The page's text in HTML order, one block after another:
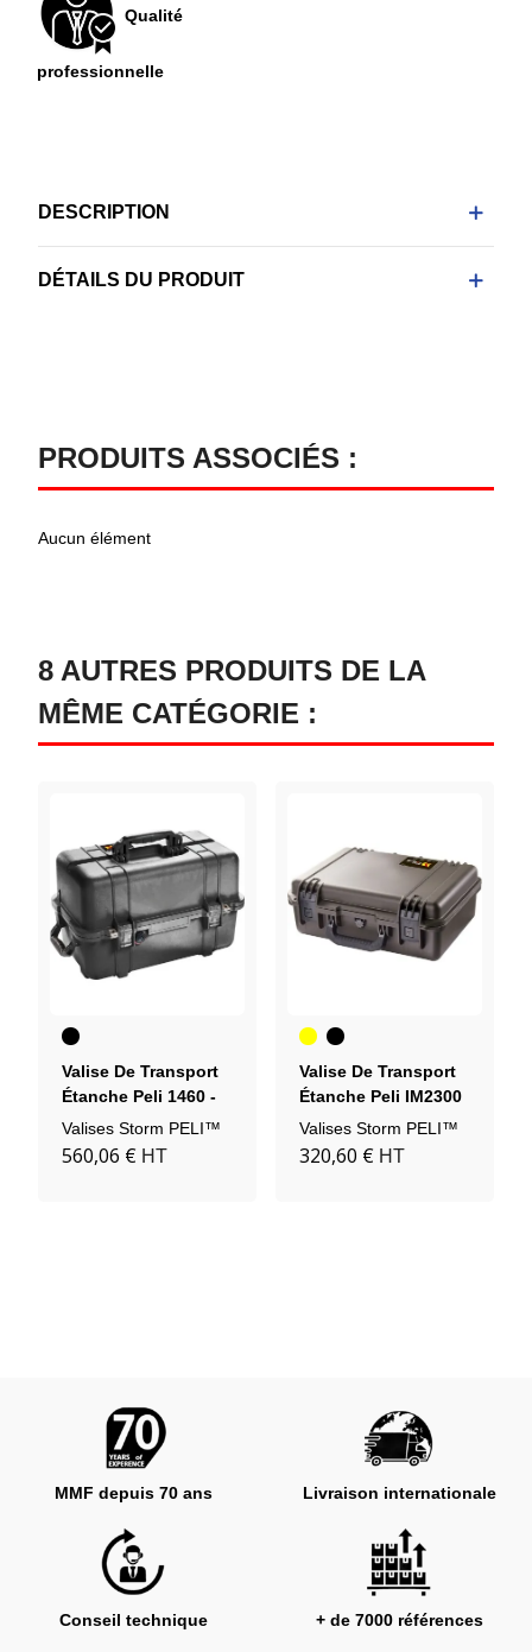
Qualité
professionnelle
DESCRIPTION
DÉTAILS DU PRODUIT
PRODUITS ASSOCIÉS :
Aucun élément
8 AUTRES PRODUITS DE LA
MÊME CATÉGORIE :
Noir
Valise De Transport
Étanche Peli 1460 -
Valise Pour Outillage
Valises Storm PELI™
560,06 € HT
Jaune
Noir
Valise De Transport
Étanche Peli IM2300
Valises Storm PELI™
320,60 € HT
MMF depuis 70 ans Livraison internationale
Conseil technique + de 7000 références